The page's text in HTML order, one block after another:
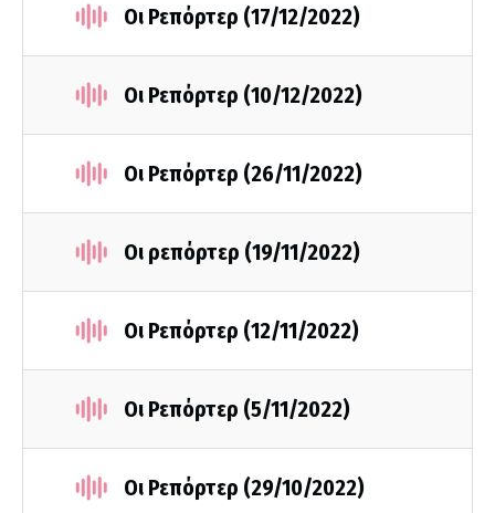
Οι Ρεπόρτερ (17/12/2022)
Οι Ρεπόρτερ (10/12/2022)
Οι Ρεπόρτερ (26/11/2022)
Οι ρεπόρτερ (19/11/2022)
Οι Ρεπόρτερ (12/11/2022)
Οι Ρεπόρτερ (5/11/2022)
Οι Ρεπόρτερ (29/10/2022)